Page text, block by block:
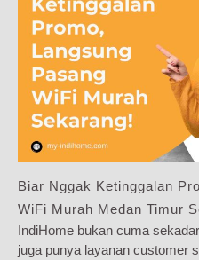
Biar Nggak Ketinggalan
WiFi Murah Medan Timur
IndiHome bukan cuma sekadar
juga punya layanan customer